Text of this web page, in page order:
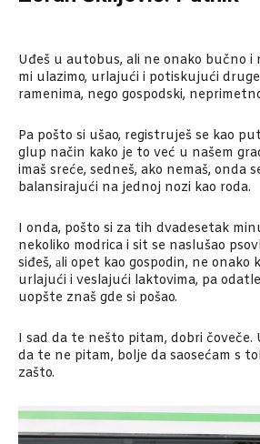
Uđeš u autobus, ali ne onako bučno i
mi ulazimo, urlajući i potiskujući
ramenima, nego gospodski,
Pa pošto si ušao, registruješ se kao
glup način kako je to već u našem
imaš sreće, sedneš, ako nemaš, onda
balansirajući na jednoj nozi kao roda.
I onda, pošto si za tih dvadesetak
nekoliko modrica i sit se naslušao
siđeš, аli opet kao gospodin, ne onako
urlajući i veslajući laktovima, pa
uopšte znaš gde si pošao.
I sad da te nešto pitam, dobri čoveče.
da te ne pitam, bolje da saosećam s
zašto.